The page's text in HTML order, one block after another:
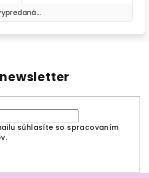
súhlasíte so spracovaním
.